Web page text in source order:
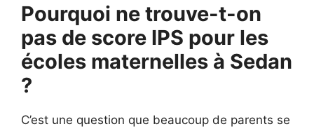
Pourquoi ne trouve-t-on
pas de score IPS pour les
écoles maternelles à Sedan
?
C’est une question que beaucoup de parents se